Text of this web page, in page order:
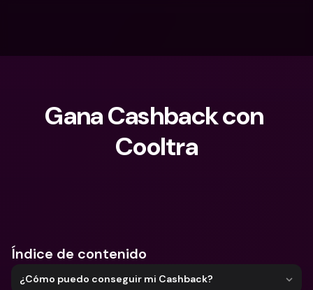
Gana Cashback con
Cooltra
Índice de contenido
¿Cómo puedo conseguir mi Cashback?